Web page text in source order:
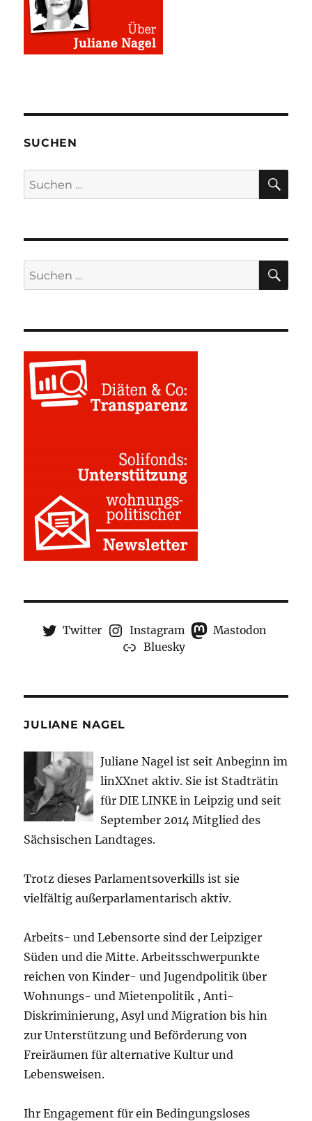
SUCHEN
Suchen
nach:
Suchen
nach:
Twitter Instagram
Mastodon
Bluesky
JULIANE NAGEL
Juliane Nagel ist seit Anbeginn im
linXXnet aktiv. Sie ist Stadträtin
für DIE LINKE in Leipzig und seit
September 2014 Mitglied des
Sächsischen Landtages.
Trotz dieses Parlamentsoverkills ist sie
vielfältig außerparlamentarisch aktiv.
Arbeits- und Lebensorte sind der Leipziger
Süden und die Mitte. Arbeitsschwerpunkte
reichen von Kinder- und Jugendpolitik über
Wohnungs- und Mietenpolitik , Anti-
Diskriminierung, Asyl und Migration bis hin
zur Unterstützung und Beförderung von
Freiräumen für alternative Kultur und
Lebensweisen.
Ihr Engagement für ein Bedingungsloses